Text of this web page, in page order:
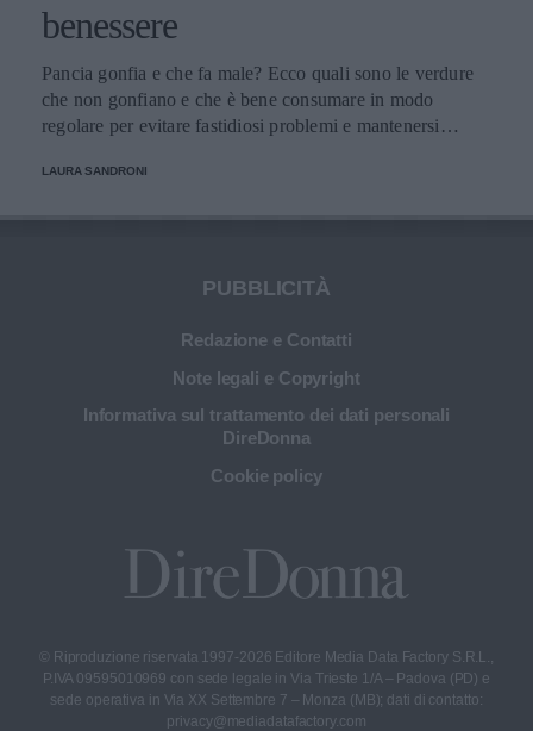
benessere
Pancia gonfia e che fa male? Ecco quali sono le verdure
che non gonfiano e che è bene consumare in modo
regolare per evitare fastidiosi problemi e mantenersi
LAURA SANDRONI
PUBBLICITÀ
Redazione e Contatti
Note legali e Copyright
Informativa sul trattamento dei dati personali
DireDonna
Cookie policy
© Riproduzione riservata 1997-2026 Editore Media Data Factory S.R.L.,
P.IVA 09595010969 con sede legale in Via Trieste 1/A – Padova (PD) e
sede operativa in Via XX Settembre 7 – Monza (MB); dati di contatto:
privacy@mediadatafactory.com